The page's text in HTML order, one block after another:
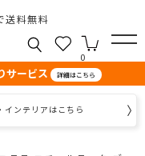
送料無料
0
サービス 詳細はこちら
インテリアはこちら